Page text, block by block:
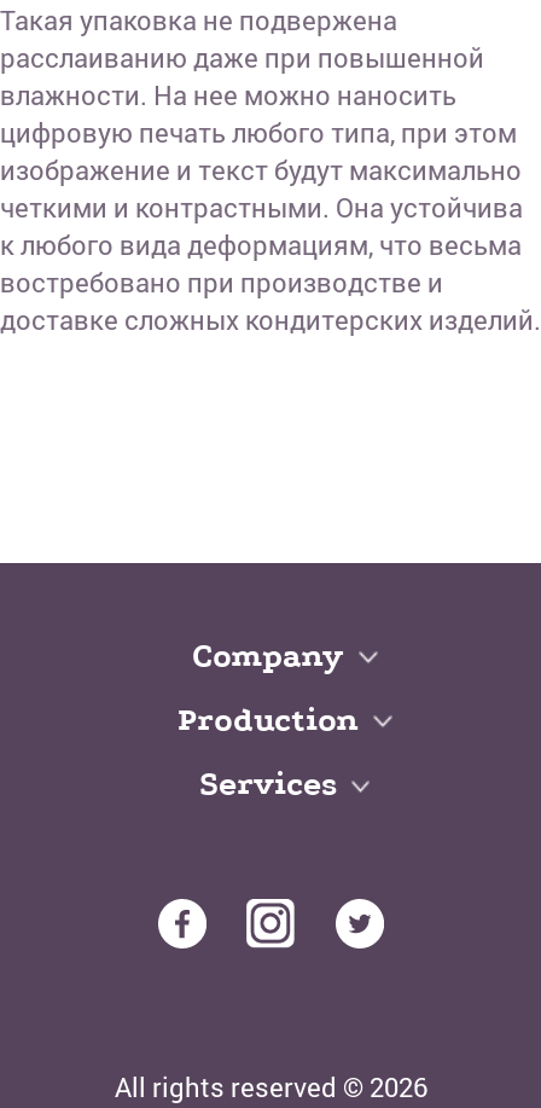
Такая упаковка не подвержена
расслаиванию даже при повышенной
влажности. На нее можно наносить
цифровую печать любого типа, при этом
изображение и текст будут максимально
четкими и контрастными. Она устойчива
к любого вида деформациям, что весьма
востребовано при производстве и
доставке сложных кондитерских изделий.
Company
Production
Services
All rights reserved © 2026